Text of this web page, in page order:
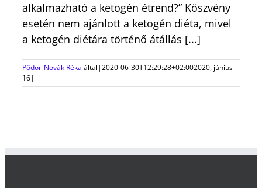
alkalmazható a ketogén étrend?” Köszvény
esetén nem ajánlott a ketogén diéta, mivel
a ketogén diétára történő átállás [...]
Pődör-Novák Réka által|2020-06-30T12:29:28+02:002020, június
16|